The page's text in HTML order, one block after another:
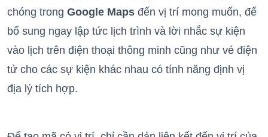
chóng trong Google Maps đến vị trí mong muốn, để
bổ sung ngay lập tức lịch trình và lời nhắc sự kiện
vào lịch trên điện thoại thông minh cũng như vé điện
tử cho các sự kiện khác nhau có tính năng định vị
địa lý tích hợp.